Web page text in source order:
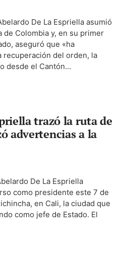
De La Espriella asumió
Colombia y, en su primer
aseguró que «ha
recuperación del orden, la
desde el Cantón...
trazó la ruta de
advertencias a la
De La Espriella
como presidente este 7 de
en Cali, la ciudad que
como jefe de Estado. El